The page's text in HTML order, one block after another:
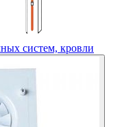
систем, кровли